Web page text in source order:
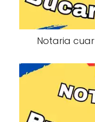
Notaria